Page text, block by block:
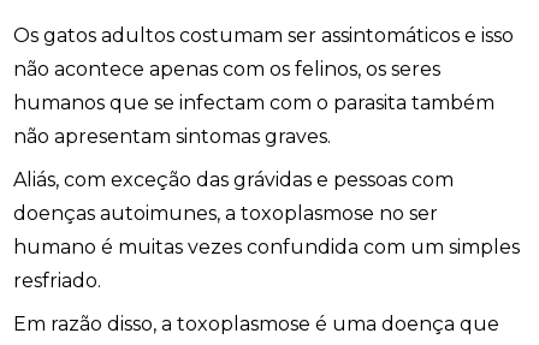
Os gatos adultos costumam ser assintomáticos e isso
não acontece apenas com os felinos, os seres
humanos que se infectam com o parasita também
não apresentam sintomas graves.
Aliás, com exceção das grávidas e pessoas com
doenças autoimunes, a toxoplasmose no ser
humano é muitas vezes confundida com um simples
resfriado.
Em razão disso, a toxoplasmose é uma doença que